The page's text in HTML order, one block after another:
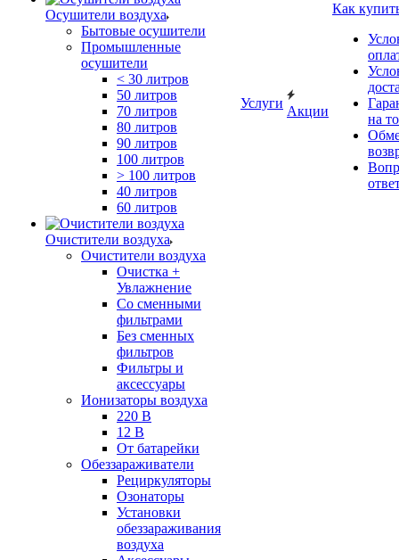
Осушители воздуха
Бытовые осушители
Промышленные
осушители
< 30 литров
50 литров
70 литров
80 литров
90 литров
100 литров
> 100 литров
40 литров
60 литров
Очистители воздуха
Очистители воздуха
Очистка +
Увлажнение
Cо сменными
фильтрами
Без сменных
фильтров
Фильтры и
аксессуары
Ионизаторы воздуха
220 В
12 В
От батарейки
Обеззараживатели
Рециркуляторы
Озонаторы
Установки
обеззараживания
воздуха
Услуги
Акции
Как
на